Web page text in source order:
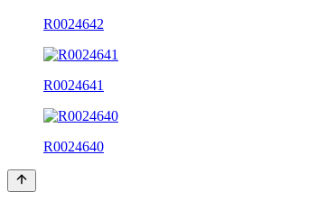
R0024642
R0024641
R0024640